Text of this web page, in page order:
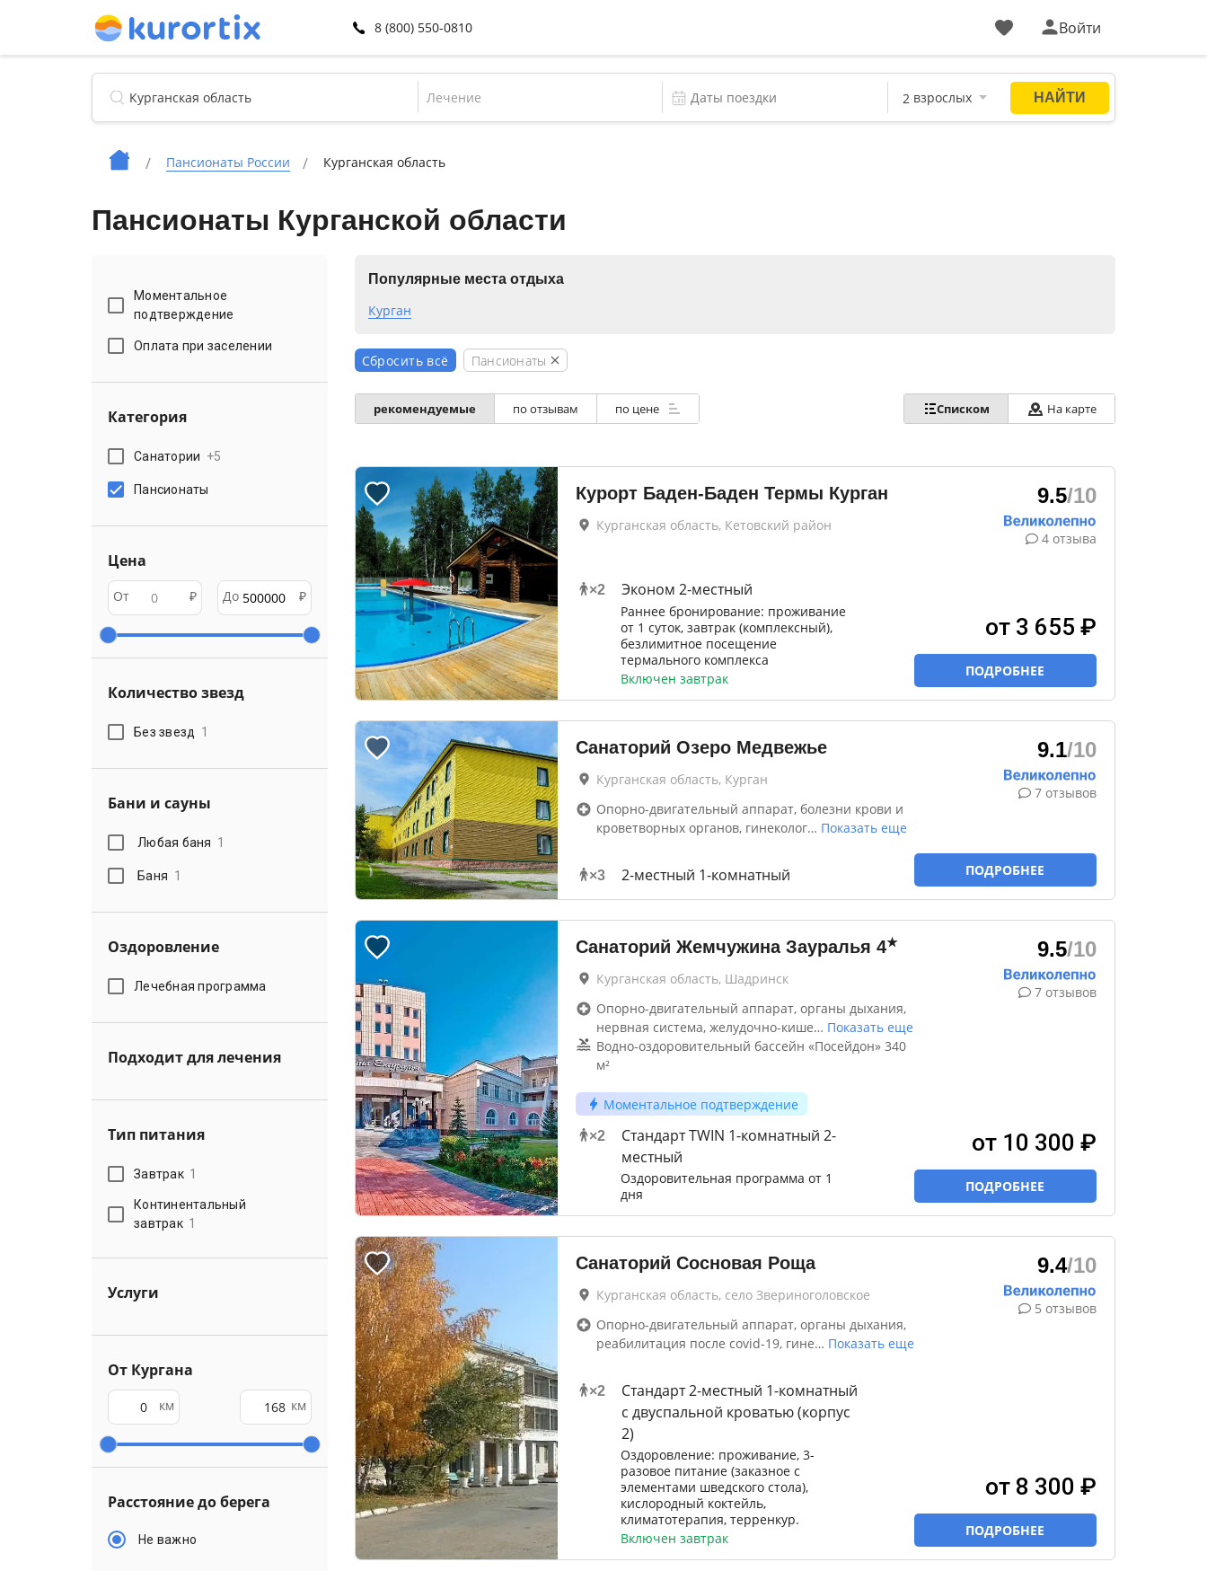
8 (800) 550-0810 Войти
Лечение
Пансионаты России Курганская область
Пансионаты Курганской области
Моментальное
подтверждение
Оплата при заселении
Категория
Санатории +5
Пансионаты
Цена
От ₽ До ₽
Количество звезд
Без звезд 1
Бани и сауны
Любая баня 1
Баня 1
Оздоровление
Лечебная программа
Подходит для лечения
Тип питания
Завтрак 1
Континентальный
завтрак 1
Услуги
От Кургана
км км
Расстояние до берега
Не важно
Популярные места отдыха
Курган
Сбросить всё Пансионаты
рекомендуемые по отзывам по цене Списком На карте
Курорт Баден-Баден Термы Курган
Курганская область, Кетовский район
×2 Эконом 2-местный
Раннее бронирование: проживание
от 1 суток, завтрак (комплексный),
безлимитное посещение
термального комплекса
Включен завтрак
9.5/10
4 отзыва
от 3 655 ₽
ПОДРОБНЕЕ
Санаторий Озеро Медвежье
Курганская область, Курган
Опорно-двигательный аппарат, болезни крови и
кроветворных органов, гинеколог… Показать еще
×3 2-местный 1-комнатный
9.1/10
7 отзывов
ПОДРОБНЕЕ
Санаторий Жемчужина Зауралья 4★
Курганская область, Шадринск
Опорно-двигательный аппарат, органы дыхания,
нервная система, желудочно-кише… Показать еще
Водно-оздоровительный бассейн «Посейдон» 340
м²
Моментальное подтверждение
×2
Стандарт TWIN 1-комнатный 2-
местный
Оздоровительная программа от 1
дня
9.5/10
7 отзывов
от 10 300 ₽
ПОДРОБНЕЕ
Санаторий Сосновая Роща
Курганская область, село Звериноголовское
Опорно-двигательный аппарат, органы дыхания,
реабилитация после covid-19, гине… Показать еще
×2
Стандарт 2-местный 1-комнатный
с двуспальной кроватью (корпус
2)
Оздоровление: проживание, 3-
разовое питание (заказное с
элементами шведского стола),
кислородный коктейль,
климатотерапия, терренкур.
Включен завтрак
9.4/10
5 отзывов
от 8 300 ₽
ПОДРОБНЕЕ